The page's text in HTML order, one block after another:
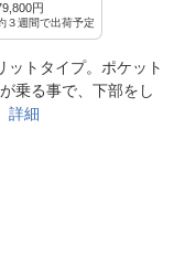
円
３週間で出荷予定
ットタイプ。ポケット
乗る事で、下部をし
詳細